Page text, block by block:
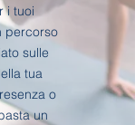
i tuoi
percorso
sulle
tua
o
un